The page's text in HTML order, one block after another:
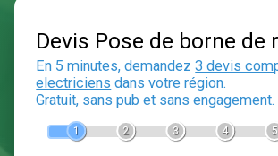
Devis Pose de
En 5 minutes, demandez3